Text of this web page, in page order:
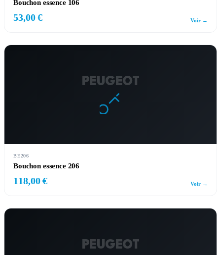
Bouchon essence 106
53,00 € Voir →
PEUGEOT
BE206
Bouchon essence 206
118,00 € Voir →
PEUGEOT